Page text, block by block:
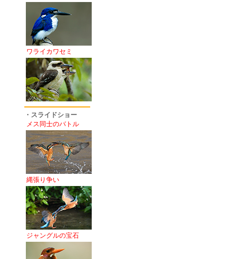
ワライカワセミ
・スライドショー
メス同士のバトル
縄張り争い
ジャングルの宝石